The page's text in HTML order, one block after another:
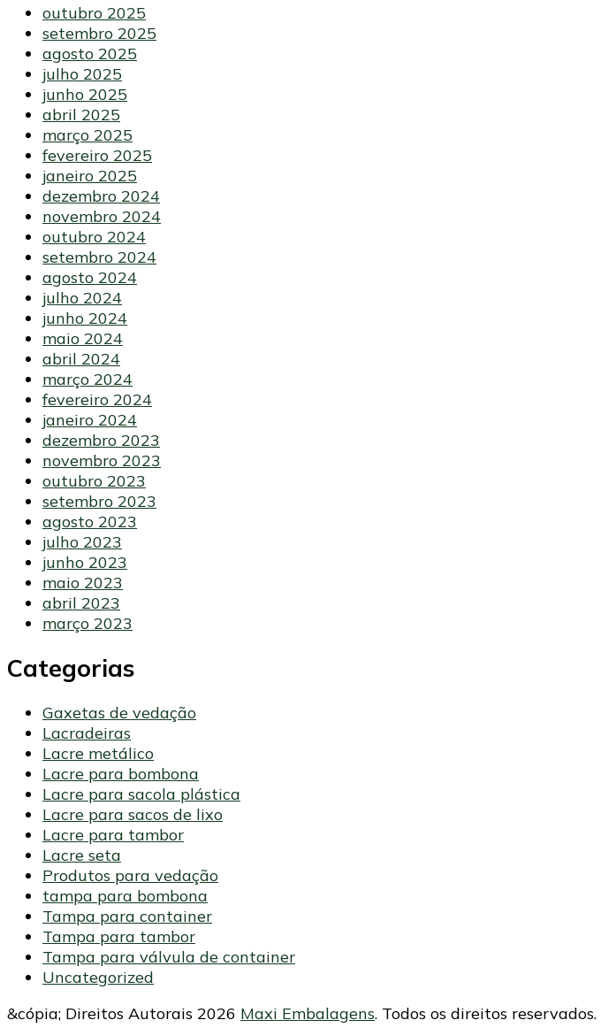
outubro 2025
setembro 2025
agosto 2025
julho 2025
junho 2025
abril 2025
março 2025
fevereiro 2025
janeiro 2025
dezembro 2024
novembro 2024
outubro 2024
setembro 2024
agosto 2024
julho 2024
junho 2024
maio 2024
abril 2024
março 2024
fevereiro 2024
janeiro 2024
dezembro 2023
novembro 2023
outubro 2023
setembro 2023
agosto 2023
julho 2023
junho 2023
maio 2023
abril 2023
março 2023
Categorias
Gaxetas de vedação
Lacradeiras
Lacre metálico
Lacre para bombona
Lacre para sacola plástica
Lacre para sacos de lixo
Lacre para tambor
Lacre seta
Produtos para vedação
tampa para bombona
Tampa para container
Tampa para tambor
Tampa para válvula de container
Uncategorized
&cópia; Direitos Autorais 2026 Maxi Embalagens. Todos os direitos reservados.